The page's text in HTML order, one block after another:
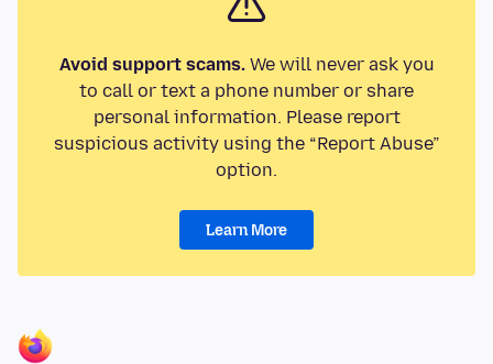
Avoid support scams.We will never ask you
to call or text a phone number or share
personal information. Please report
suspicious activity using the “Report Abuse”
option.
Learn More